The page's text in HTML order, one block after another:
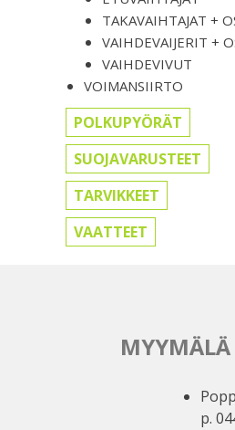
TAKAVAIHTAJAT +
VAIHDEVAIJERIT +
VAIHDEVIVUT
VOIMANSIIRTO
POLKUPYÖRÄT
SUOJAVARUSTEET
TARVIKKEET
VAATTEET
MYYMÄLÄ
p.